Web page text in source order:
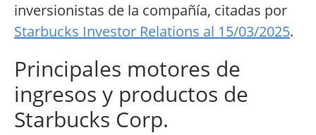
inversionistas de la compañía, citadas por
Starbucks Investor Relations al 15/03/2025.
Principales motores de
ingresos y productos de
Starbucks Corp.